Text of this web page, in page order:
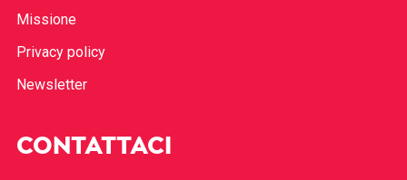
Missione
Privacy policy
Newsletter
CONTATTACI